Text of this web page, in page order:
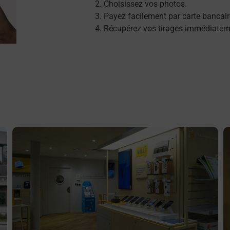
Choisissez vos photos.
Payez facilement par carte
Récupérez vos tirages
En savoir plus